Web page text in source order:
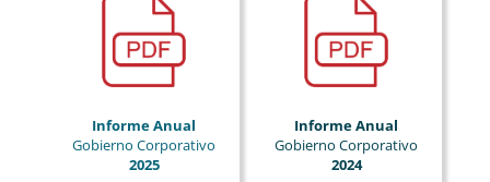
Informe Anual
Gobierno Corporativo
2025
Informe Anual
Gobierno Corporativo
2024